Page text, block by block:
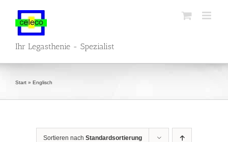
springen
Ihr Legasthenie - Spezialist
Start » Englisch
Sortieren nach Standardsortierung